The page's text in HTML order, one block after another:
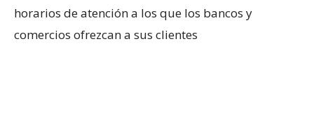
horarios de atención a los que los bancos y
comercios ofrezcan a sus clientes